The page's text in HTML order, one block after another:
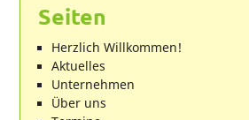
Seiten
Herzlich Willkommen!
Aktuelles
Unternehmen
Über uns